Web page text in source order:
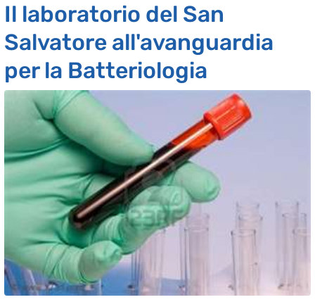
Il laboratorio del San
Salvatore all'avanguardia
per la Batteriologia